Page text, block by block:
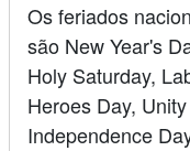
Os feriados
são New Year's
Holy Saturday,
Heroes Day,
Independence